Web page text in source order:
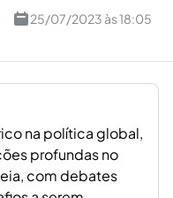
25/07/2023 às 18:05
na política global,
profundas no
com debates